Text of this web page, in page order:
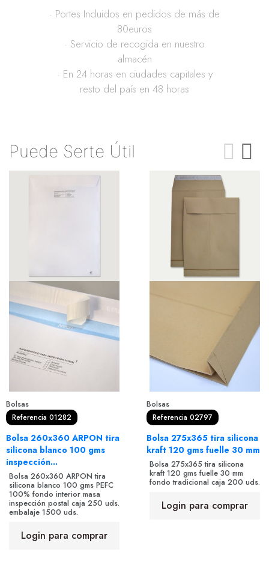
· Portes Incluidos en pedidos de más de
80euros
· Servicio de recogida en nuestro
almacén
· En 24 horas en ciudades capitales y
resto del país en 48 horas
Puede Serte Útil
Bolsas
Referencia 01282
Bolsa 260x360 ARPON tira
silicona blanco 100 gms
inspección...
Bolsa 260x360 ARPON tira
silicona blanco 100 gms PEFC
100% fondo interior masa
inspección postal caja 250 uds.
embalaje 1500 uds.
Login para comprar
Bolsas
Referencia 02797
Bolsa 275x365 tira silicona
kraft 120 gms fuelle 30 mm
Bolsa 275x365 tira silicona
kraft 120 gms fuelle 30 mm
fondo tradicional caja 200 uds.
Login para comprar